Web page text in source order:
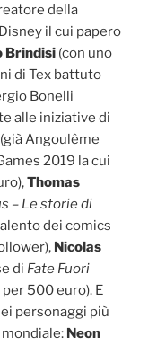
della
il cui papero
Brindisi (con uno
di Tex battuto
Bonelli
alle iniziative di
(già Angoulême
2019 la cui
Thomas
– Le storie di
dei comics
Nicolas
di Fate Fuori
500 euro). E
personaggi più
Neon